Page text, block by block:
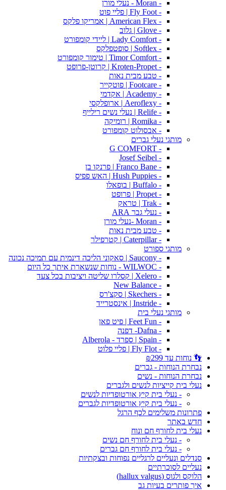
- Moran - נעלי מורן
- Fly Foot | פליי פוט
- American Flex | אמריקו פלקס
- Glove | גלוב
- Lady Comfort | ליידי קומפורט
- Softlex | סופטפלקס
- Timor Comfort | טימור קומפורט
- Kroten-Propet | קרוטן-פרופט
- טבע מבית נאות
- Footcare | פוטקייר
- Academy | אקדמי
- Aeroflexy | ארופלקסי
- Relife | נעלי נשים רילייף
- Romika | רומיקה
- אבסולוט קומפורט
מותגי נעלי גברים
- G COMFORT
- Josef Seibel
- Franco Bane | פרנקו בן
- Hush Puppies | האש פפיס
- Buffalo | בופאלו
- Propet | פרופט
- Trak | טראק
- נעלי גבר ARA
- Moran -נעלי מורן
- טבע מבית נאות
- Caterpillar | קטרפילר
מותגי ספורט
- Saucony | סאקוני הליכה דינמית עם תמיכה נכונה
- WILWOC - נוחות שנשארת איתך כל היום
- Xelero | קסלרו שליטה ויציבות בכל צעד
- New Balance
- Skechers | סקצ'רס
- Instride | אינסטרייד
מותגי נעלי בית
- Feet Fun | פיט פאן
- Dafna- דפנה
- Spain | ספרד - Alberola
- Fly Flot | פליי פלוט
👣 נוחות עד ₪299
נבחרת הנוחות - גברים
נבחרת הנוחות - נשים
נעלי בית קייציות לנשים ולגברים
- נעלי בית קיץ אורטופדיות לנשים
- נעלי בית קיץ אורטופדיות לגברים
פתרונות משלימים לכף הרגל
חדש באתר
נעלי בית לחורף חם ונוח
- נעלי בית לחורף חם נשים
- נעלי בית לחורף חם גברים
סנדלים ונעליים לרגליים נפוחות ובצקתיות
נעליים לסוכרתיים
הלוקס ולגוס (hallux valgus)
איך פותרים בעיות גב